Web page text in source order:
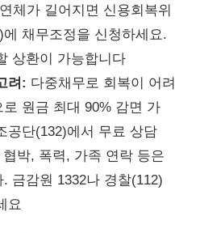
연체가 길어지면 신용회복위
에 채무조정을 신청하세요.
상환이 가능합니다
려: 다중채무로 회복이 어려
원금 최대 90% 감면 가
공단(132)에서 무료 상담
협박, 폭력, 가족 연락 등은
금감원 1332나 경찰(112)
요